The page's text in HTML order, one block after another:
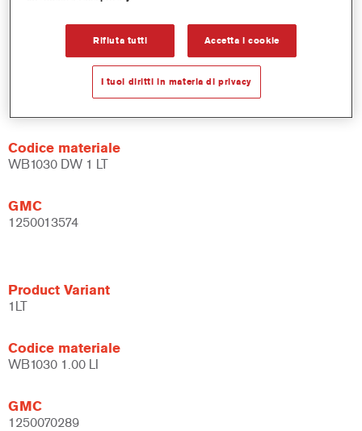
Ampia finestra di applicazione.
Flessibile – può essere usata in diverse condizioni climatiche
e con diverse tecniche di applicazione.
Product Variant
Codice materiale
WB1030 DW 1 LT
GMC
1250013574
Product Variant
1LT
Codice materiale
WB1030 1.00 LI
GMC
1250070289
Rifiuta tutti Accetta i cookie
I tuoi diritti in materia di privacy